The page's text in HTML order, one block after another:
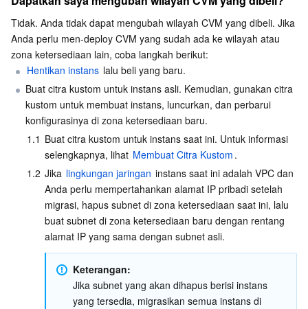
TencentDB for Tendis
TencentDB for CTSDB
TencentDB for DBbrain
Database Management Center
Cloud Load Balancer
Gateway Load Balancer
Direct Connect
Cloud Connect Network
Elastic Network Interface
NAT Gateway
Peering Connection
Flow Logs
Anycast Internet Acceleration
Data Security Governance Center
Key Management Service
Secrets Manager
Bastion Host
Data Security Audit
Business Security
Captcha
Text Moderation System
Image Moderation System
Audio Moderation System
Video Moderation System
Customer Identity and Access Management
Mesin Kontrol Risiko
Anti-Cheat Expert
Layanan Keamanan
Penetration Test Service
Security Service Platform
Manajemen Keamanan
Tencent Cloud Firewall
Web Application Firewall
Cloud Workload Protection Platform
Tencent Container Security Service
Cloud Security Center
LAYANAN PEMINDAIAN KERENTANAN
Keamanan Aplikasi
Mobile Security
Security Token Service
Domain & Situs Web
Domains
SSL Certificates
Private DNS
HTTPDNS
Aplikasi Perusahaan
Tencent Ecard
Kolaborasi Kantor
Tencent eSign
Tencent VooV Meeting
Data Besar
Elastic MapReduce
Dapatkah saya memigrasikan instans ke wilayah di luar
Daratan Tiongkok?
Mengapa beberapa jenis instans hanya dapat dibeli di
wilayah Tiongkok?
Jika saya membuat situs web menggunakan instans CVM
dari wilayah di luar Daratan Tiongkok dan pengguna saya
domain ini memerlukan pengajuan ICP?
Apakah instans di berbagai wilayah memiliki harga yang
sama?
Tidak. Anda tidak dapat mengubah wilayah CVM yang dibeli. Jika
Anda perlu men-deploy CVM yang sudah ada ke wilayah atau
zona ketersediaan lain, coba langkah berikut:
Hentikan instans lalu beli yang baru.
Buat citra kustom untuk instans asli. Kemudian, gunakan citra
kustom untuk membuat instans, luncurkan, dan perbarui
konfigurasinya di zona ketersediaan baru.
1.1 Buat citra kustom untuk instans saat ini. Untuk informasi
selengkapnya, lihat Membuat Citra Kustom .
1.2 Jika lingkungan jaringan instans saat ini adalah VPC dan
Anda perlu mempertahankan alamat IP pribadi setelah
migrasi, hapus subnet di zona ketersediaan saat ini, lalu
buat subnet di zona ketersediaan baru dengan rentang
alamat IP yang sama dengan subnet asli.
Keterangan:
Jika subnet yang akan dihapus berisi instans
yang tersedia, migrasikan semua instans di